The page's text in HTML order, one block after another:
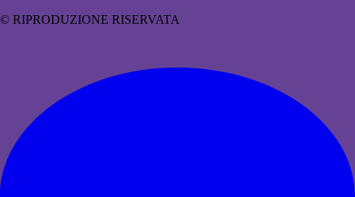
© RIPRODUZIONE RISERVATA